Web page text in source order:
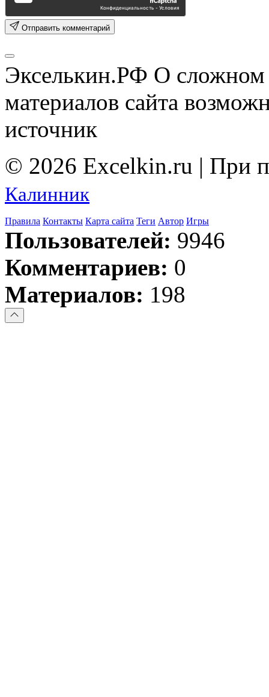
Отправить комментарий
Экселькин.РФ О сложном
материалов сайта
источник
© 2026 Excelkin.ru | При
Калинник
Правила Контакты Карта сайта Теги Автор Игры
Пользователей: 9946
Комментариев: 0
Материалов: 198